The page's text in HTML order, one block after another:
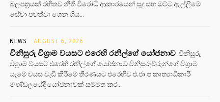
බලපත්‍රයක් රහිතව නීති විරෝධි ආකාරයෙන් සූදු සහ ඔට්ටු ඇල්ලීමේ
සේවා පවත්වා ගෙන ගිය...
NEWS AUGUST 6, 2026
විනිසුරු විශ්‍රාම වයසට එරෙහි රනිල්ගේ යෝජනාව විනිසුරු
විශ්‍රාම වයසට එරෙහි රනිල්ගේ යෝජනාව විනිසුරුවරුන්ගේ විශ්‍රාම
යෑමේ වයස වැඩි කිරීමේ තීරණයට එරෙහිව එ.ජා.ප කෘත්‍යාධිකාරී
මණ්ඩලයේදී යෝජනාවක් සම්මත කර...